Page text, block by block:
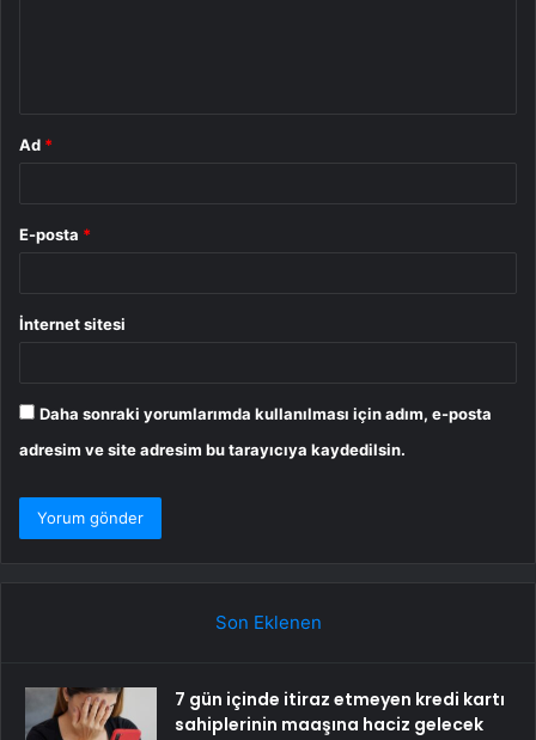
Ad *
E-posta *
İnternet sitesi
Daha sonraki yorumlarımda kullanılması için adım, e-posta
adresim ve site adresim bu tarayıcıya kaydedilsin.
Son Eklenen
7 gün içinde itiraz etmeyen kredi kartı
sahiplerinin maaşına haciz gelecek